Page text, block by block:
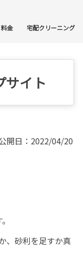
金 宅配クリーニング
サイト
開日：2022/04/20
、砂利を足すか真